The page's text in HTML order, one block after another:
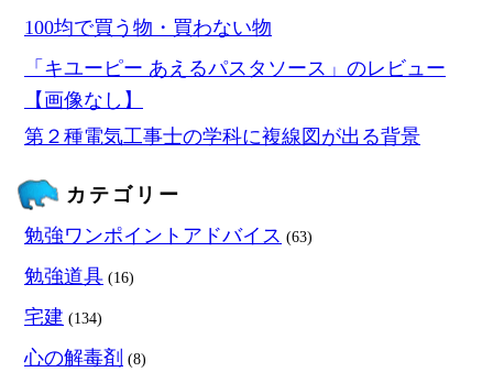
100均で買う物・買わない物
「キユーピー あえるパスタソース」のレビュー
【画像なし】
第２種電気工事士の学科に複線図が出る背景
カテゴリー
勉強ワンポイントアドバイス (63)
勉強道具 (16)
宅建 (134)
心の解毒剤 (8)